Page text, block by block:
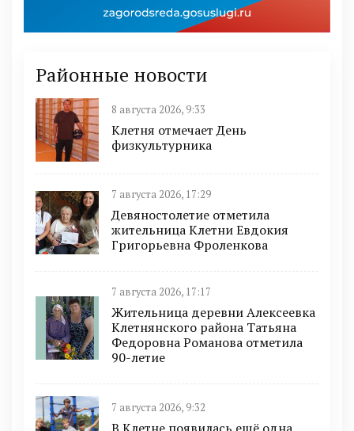
Районные новости
8 августа 2026, 9:33
Клетня отмечает День
физкультурника
7 августа 2026, 17:29
Девяностолетие отметила
жительница Клетни Евдокия
Григорьевна Фроленкова
7 августа 2026, 17:17
Жительница деревни Алексеевка
Клетнянского района Татьяна
Федоровна Романова отметила
90-летие
7 августа 2026, 9:32